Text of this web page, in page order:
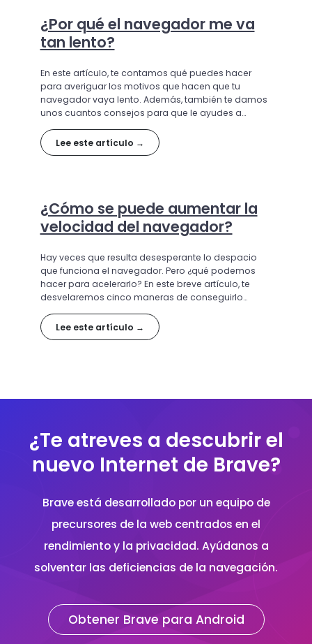
¿Por qué el navegador me va
tan lento?
En este artículo, te contamos qué puedes hacer
para averiguar los motivos que hacen que tu
navegador vaya lento. Además, también te damos
unos cuantos consejos para que le ayudes a
Lee este artículo →
¿Cómo se puede aumentar la
velocidad del navegador?
Hay veces que resulta desesperante lo despacio
que funciona el navegador. Pero ¿qué podemos
hacer para acelerarlo? En este breve artículo, te
desvelaremos cinco maneras de conseguirlo
Lee este artículo →
¿Te atreves a descubrir el
nuevo Internet de Brave?
Brave está desarrollado por un equipo de
precursores de la web centrados en el
rendimiento y la privacidad. Ayúdanos a
solventar las deficiencias de la navegación.
Obtener Brave para Android